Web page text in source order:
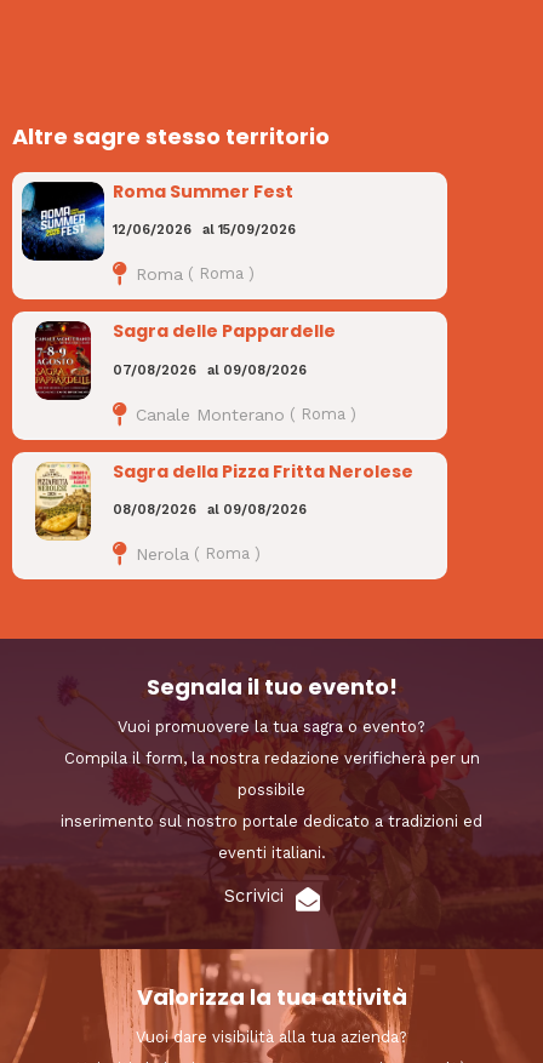
Altre sagre stesso territorio
Roma Summer Fest
12/06/2026 al15/09/2026
Roma ( Roma )
Sagra delle Pappardelle
07/08/2026 al 09/08/2026
Canale Monterano ( Roma )
Sagra della Pizza Fritta Nerolese
08/08/2026 al 09/08/2026
Nerola ( Roma )
Segnala il tuo evento!
Vuoi promuovere la tua sagra o evento?
Compila il form, la nostra redazione verificherà per un
possibile
inserimento sul nostro portale dedicato a tradizioni ed
eventi italiani.
Scrivici
Valorizza la tua attività
Vuoi dare visibilità alla tua azienda?